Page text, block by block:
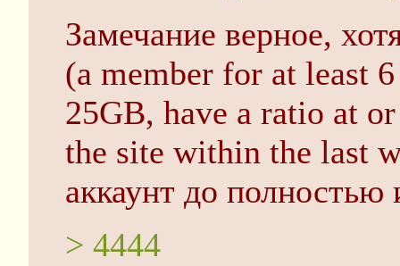
Замечание верное,
(a member for at least
25GB, have a ratio at
the site within the last
аккаунт до
> 4444